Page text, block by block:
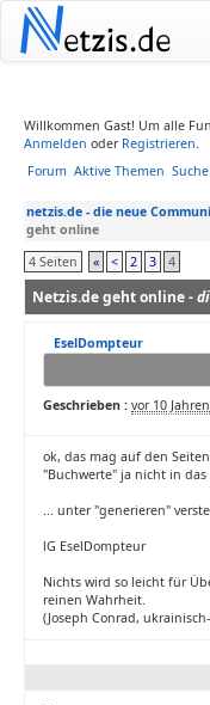
Netzis.de
Willkommen Gast! Um alle
Anmelden oder Registrieren.
Forum Aktive Themen Suche
netzis.de - die neue
geht online
4 Seiten
« < 2 3 4
Netzis.de geht online -
EselDompteur
Geschrieben : vor 10 Jahren
ok, das mag auf den
"Buchwerte" ja nicht in
... unter "generieren"
lG EselDompteur
Nichts wird so leicht für
reinen Wahrheit.
(Joseph Conrad,